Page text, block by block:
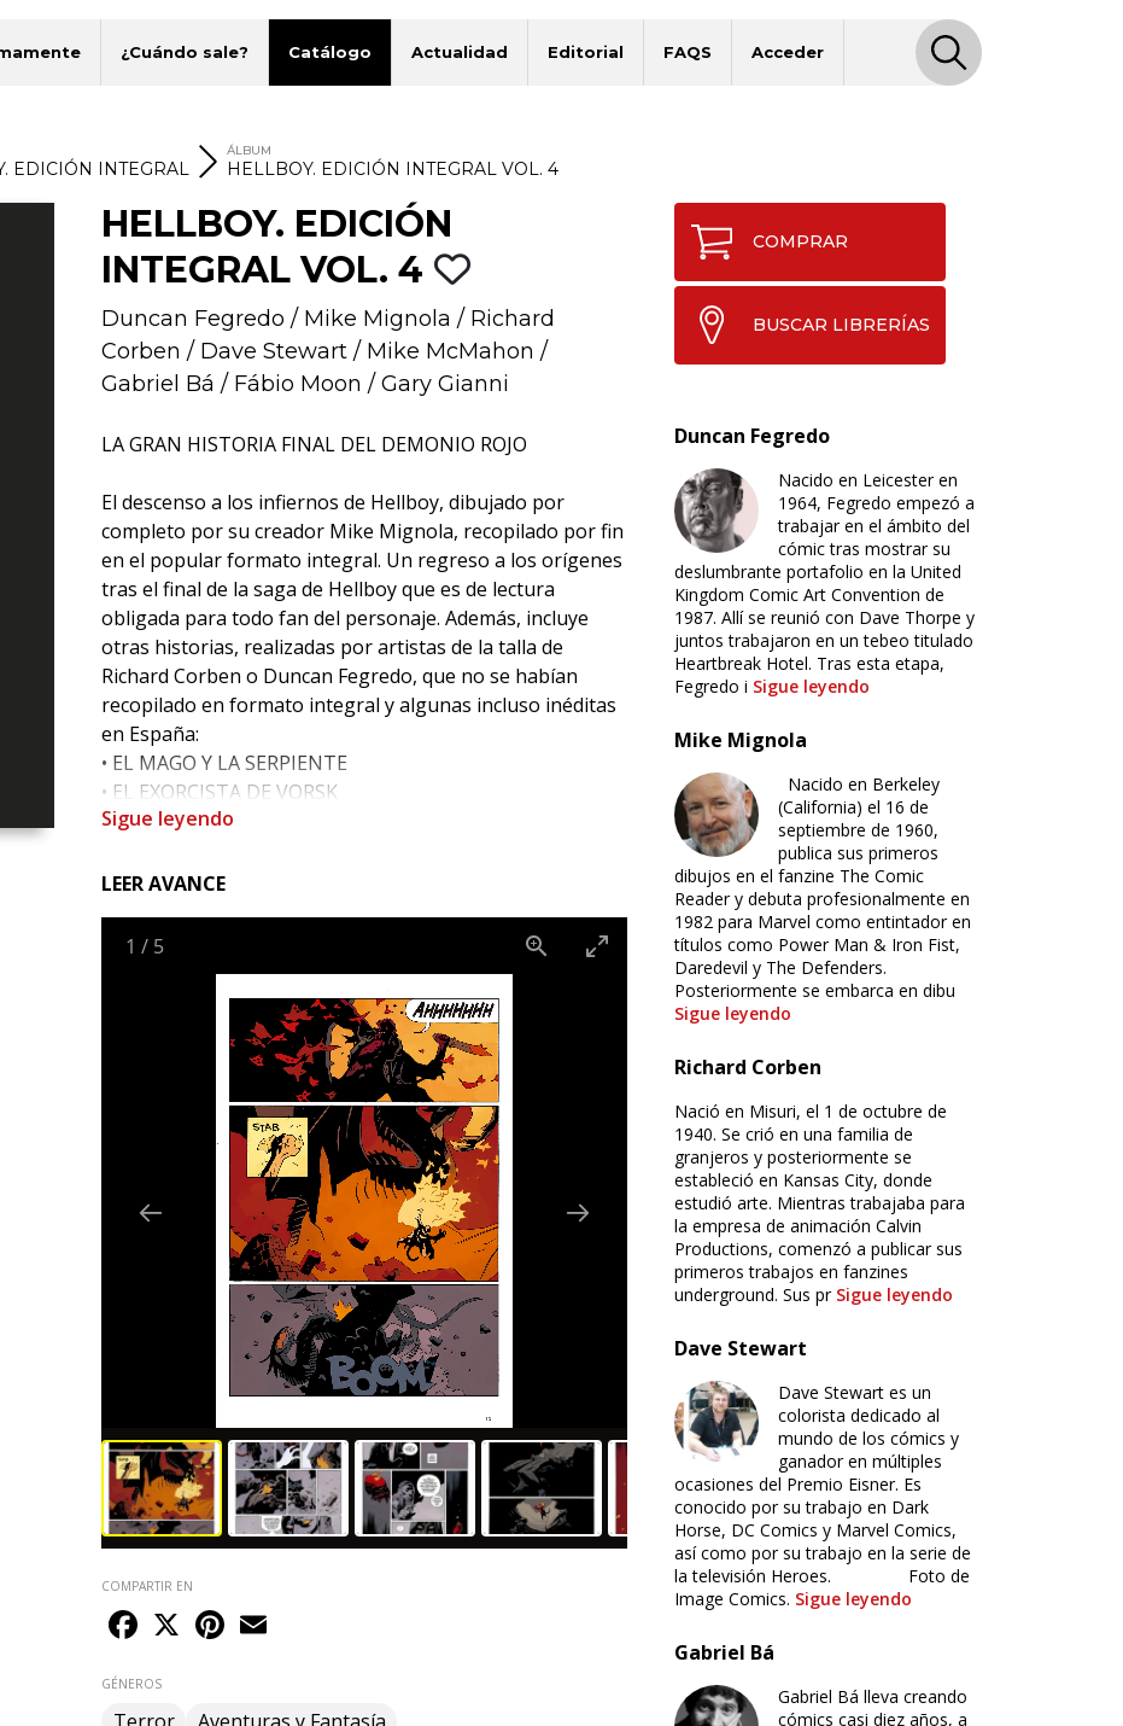
¿Cuándo sale? Catálogo Actualidad Editorial FAQS Acceder
EDICIÓN INTEGRAL
ÁLBUM
HELLBOY. EDICIÓN INTEGRAL VOL. 4
HELLBOY. EDICIÓN
INTEGRAL VOL. 4
Duncan Fegredo / Mike Mignola / Richard
Corben / Dave Stewart/ Mike McMahon /
Gabriel Bá / Fábio Moon / Gary Gianni
LA GRAN HISTORIA FINAL DEL DEMONIO ROJO
El descenso a los infiernos de Hellboy, dibujado por
completo por su creador Mike Mignola, recopilado por fin
en el popular formato integral. Un regreso a los orígenes
tras el final de la saga de Hellboy que es de lectura
obligada para todo fan del personaje. Además, incluye
otras historias, realizadas por artistas de la talla de
Richard Corben o Duncan Fegredo, que no se habían
recopilado en formato integral y algunas incluso inéditas
en España:
• EL MAGO Y LA SERPIENTE
• EL EXORCISTA DE VORSK
• HELLBOY CONTRA LA MOMIA AZTECA
• EL HOMBRE ATAÚD
• EL CIRCO DE MEDIANOCHE
Sigue leyendo
LEER AVANCE
1 / 5
COMPARTIR EN
Facebook
X Pinterest
GÉNEROS
COMPRAR
BUSCAR LIBRERÍAS
Duncan Fegredo
Nacido en Leicester en
1964, Fegredo empezó a
trabajar en el ámbito del
cómic tras mostrar su
deslumbrante portafolio en la United
Kingdom Comic Art Convention de
1987. Allí se reunió con Dave Thorpe y
juntos trabajaron en un tebeo titulado
Heartbreak Hotel. Tras esta etapa,
Fegredo i Sigue leyendo
Mike Mignola
Nacido en Berkeley
(California) el 16 de
septiembre de 1960,
publica sus primeros
dibujos en el fanzine The Comic
Reader y debuta profesionalmente en
1982 para Marvel como entintador en
títulos como Power Man & Iron Fist,
Daredevil y The Defenders.
Posteriormente se embarca en dibu
Sigue leyendo
Richard Corben
Nació en Misuri, el 1 de octubre de
1940. Se crió en una familia de
granjeros y posteriormente se
estableció en Kansas City, donde
estudió arte. Mientras trabajaba para
la empresa de animación Calvin
Productions, comenzó a publicar sus
primeros trabajos en fanzines
underground. Sus pr Sigue leyendo
Dave Stewart
Dave Stewart es un
colorista dedicado al
mundo de los cómics y
ganador en múltiples
ocasiones del Premio Eisner. Es
conocido por su trabajo en Dark
Horse, DC Comics y Marvel Comics,
así como por su trabajo en la serie de
la televisión Heroes. Foto de
Image Comics. Sigue leyendo
Gabriel Bá
Gabriel Bá lleva creando
cómics casi diez años, a